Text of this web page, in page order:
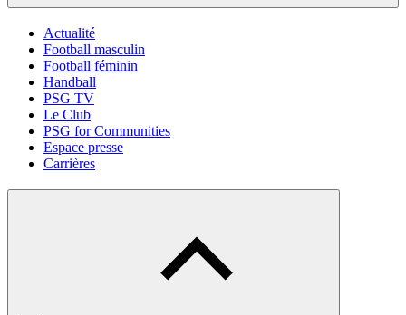
Actualité
Football masculin
Football féminin
Handball
PSG TV
Le Club
PSG for Communities
Espace presse
Carrières